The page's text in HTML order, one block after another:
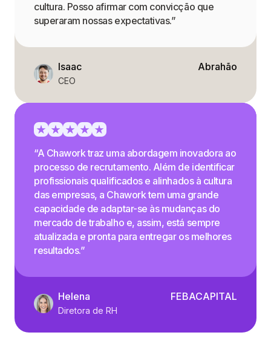
cultura. Posso afirmar com convicção que
superaram nossas expectativas.”
Isaac
CEO
Abrahão
“A Chawork traz uma abordagem inovadora ao
processo de recrutamento. Além de identificar
profissionais qualificados e alinhados à cultura
das empresas, a Chawork tem uma grande
capacidade de adaptar-se às mudanças do
mercado de trabalho e, assim, está sempre
atualizada e pronta para entregar os melhores
resultados.”
Helena
Diretora de RH
FEBACAPITAL